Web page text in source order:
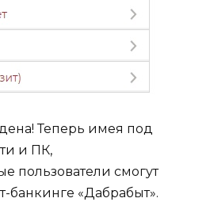
Теперь имея под
и ПК,
пользователи смогут
банкинге «Дабрабыт».